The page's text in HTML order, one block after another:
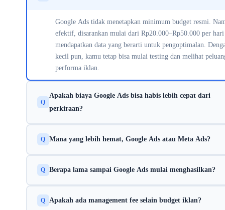
Google Ads tidak menetapkan minimum budget resmi.
efektif, disarankan mulai dari Rp20.000–Rp50.000 per hari
mendapatkan data yang berarti untuk pengoptimalan.
kecil pun, kamu tetap bisa mulai testing dan melihat
performa iklan.
Q
Apakah biaya Google Ads bisa habis lebih cepat dari
perkiraan?
bisa habis lebih cepat. Solusinya adalah menetapkan batas
yang tidak relevan.
Q Mana yang lebih hemat, Google Ads atau Meta Ads?
aktif mencari produk, sementara Meta Ads lebih baik untuk
Ads umumnya memberikan ROI lebih terukur. Jadi pilihan
Q Berapa lama sampai Google Ads mulai menghasilkan?
Namun untuk data optimal dan pengoptimalan, biasanya
Q Apakah ada management fee selain budget iklan?